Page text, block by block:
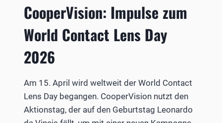
CooperVision: Impulse zum
World Contact Lens Day
2026
Am 15. April wird weltweit der World Contact
Lens Day begangen. CooperVision nutzt den
Aktionstag, der auf den Geburtstag Leonardo